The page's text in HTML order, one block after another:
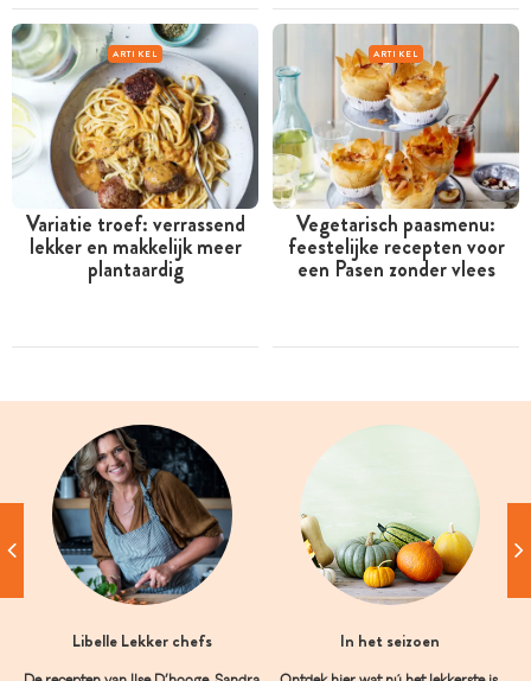
ARTIKEL
Variatie troef: verrassend
lekker en makkelijk meer
plantaardig
ARTIKEL
Vegetarisch paasmenu:
feestelijke recepten voor
een Pasen zonder vlees
Libelle Lekker chefs In het seizoen